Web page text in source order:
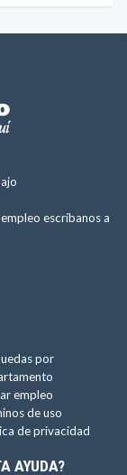
escríbanos a
por
empleo
de uso
de privacidad
AYUDA?